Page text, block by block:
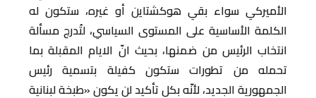
الأميركي سواء بقي هوكشتاين أو غيره، ستكون له
الكلمة الأساسية على المستوى السياسي، لتُدرج مسألة
انتخاب الرئيس من ضمنها، بحيث انّ الايام المقبلة بما
تحمله من تطورات ستكون كفيلة بتسمية رئيس
الجمهورية الجديد، لأنّه بكل تأكيد لن يكون «طبخة لبنانية